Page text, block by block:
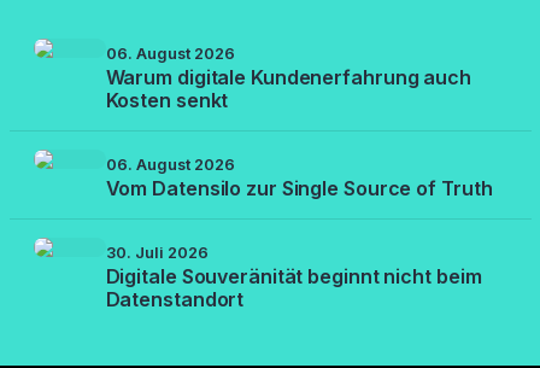
06. August 2026
Warum digitale Kundenerfahrung auch
Kosten senkt
06. August 2026
Vom Datensilo zur Single Source of Truth
30. Juli 2026
Digitale Souveränität beginnt nicht beim
Datenstandort